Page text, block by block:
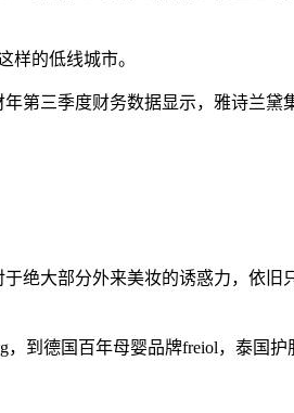
样的低线城市。
第三季度财务数据显示，雅诗兰黛
绝大部分外来美妆的诱惑力，依旧
，到德国百年母婴品牌freiol，泰国